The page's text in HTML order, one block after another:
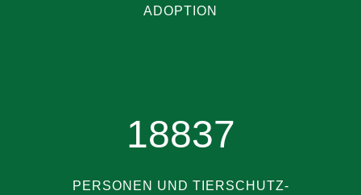
ADOPTION
18837
PERSONEN UND TIERSCHUTZ-